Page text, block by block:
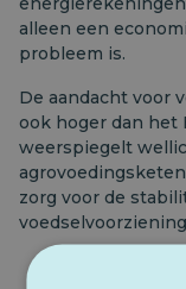
alleen een
probleem is.
De aandacht voor
ook hoger dan het
weerspiegelt
zorg voor de